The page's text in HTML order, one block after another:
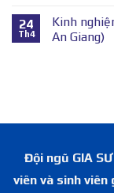
24
Th4
Kinh
An Giang)
Đội ngũ GIA
viên và sinh